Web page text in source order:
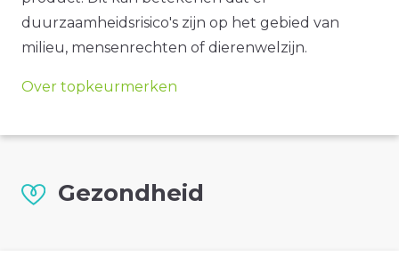
duurzaamheidsrisico's zijn op het gebied van
milieu, mensenrechten of dierenwelzijn.
Over topkeurmerken
Gezondheid